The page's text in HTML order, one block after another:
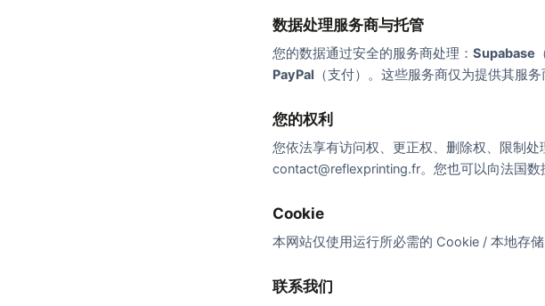
数据处理服务商与托管
您的数据通过安全的服务商处理： Supabase
PayPal （支付）。这些服务商仅为提供其服务
您的权利
您依法享有访问权、更正权、删除权、限制
contact@reflexprinting.fr。您也可以向法国数
Cookie
本网站仅使用运行所必需的 Cookie / 本地存储
联系我们